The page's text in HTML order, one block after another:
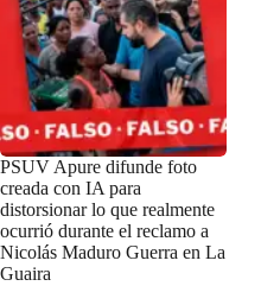
PSUV Apure difunde foto
creada con IA para
distorsionar lo que realmente
ocurrió durante el reclamo a
Nicolás Maduro Guerra en La
Guaira